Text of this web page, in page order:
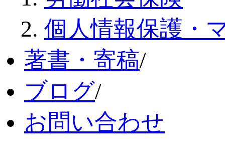
個人情報保護・
著書・寄稿/
ブログ/
お問い合わせ